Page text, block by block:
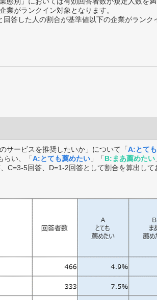
業がランクイン対象となります。
答した人の割合が基準値以下の企業がランク
サービスを推奨したいか」について「A:とて
らい、「A:とても薦めたい 」「B:まあ薦めたい
5回答、D=1-2回答として割合を算出して